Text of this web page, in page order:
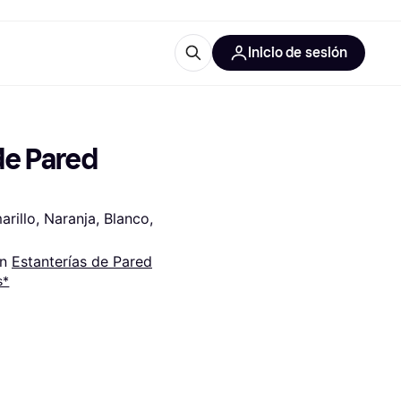
categorías
Inicio de sesión
Pared
Naranja, Blanco,
Estanterías de Pared